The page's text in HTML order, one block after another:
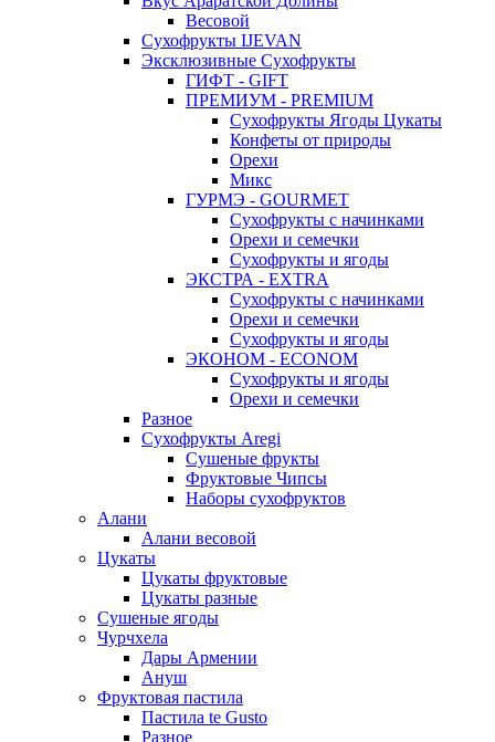
Весовой
Сухофрукты IJEVAN
Эксклюзивные Сухофрукты
ГИФТ - GIFT
ПРЕМИУМ - PREMIUM
Сухофрукты Ягоды Цукаты
Конфеты от природы
Орехи
Микс
ГУРМЭ - GOURMET
Сухофрукты с начинками
Орехи и семечки
Сухофрукты и ягоды
ЭКСТРА - EXTRA
Сухофрукты с начинками
Орехи и семечки
Сухофрукты и ягоды
ЭКОНОМ - ECONOM
Сухофрукты и ягоды
Орехи и семечки
Разное
Сухофрукты Aregi
Сушеные фрукты
Фруктовые Чипсы
Наборы сухофруктов
Алани
Алани весовой
Цукаты
Цукаты фруктовые
Цукаты разные
Сушеные ягоды
Чурчхела
Дары Армении
Ануш
Фруктовая пастила
Пастила te Gusto
Разное